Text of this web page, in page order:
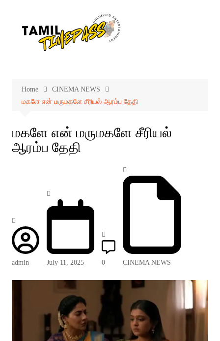
Home
CINEMA NEWS
மகளே என் மருமகளே சீரியல் ஆரம்ப தேதி
மகளே என் மருமகளே சீரியல்
ஆரம்ப தேதி
admin July 11, 2025 0 CINEMA NEWS